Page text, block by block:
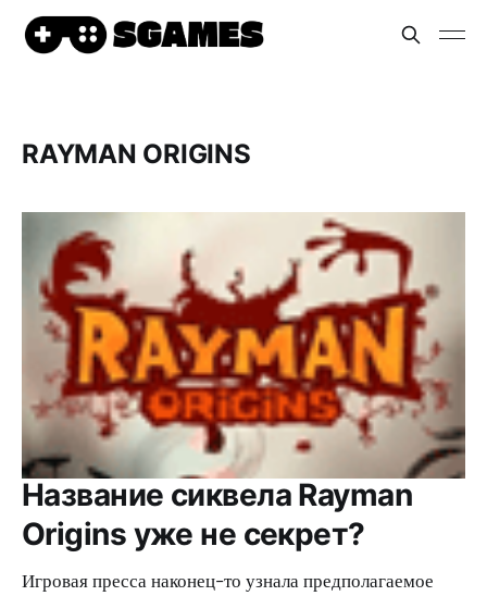
RAYMAN ORIGINS
Название сиквела Rayman
Origins уже не секрет?
Игровая пресса наконец-то узнала предполагаемое